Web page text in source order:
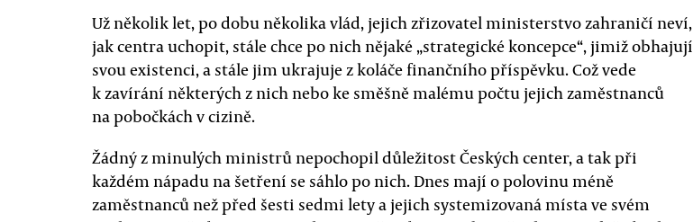
Už několik let, po dobu několika vlád, jejich zřizovatel ministerstvo zahraničí neví,
jak centra uchopit, stále chce po nich nějaké „strategické koncepce“, jimiž obhajují
svou existenci, a stále jim ukrajuje z koláče finančního příspěvku. Což vede
k zavírání některých z nich nebo ke směšně malému počtu jejich zaměstnanců
na pobočkách v cizině.
Žádný z minulých ministrů nepochopil důležitost Českých center, a tak při
každém nápadu na šetření se sáhlo po nich. Dnes mají o polovinu méně
zaměstnanců než před šesti sedmi lety a jejich systemizovaná místa ve svém